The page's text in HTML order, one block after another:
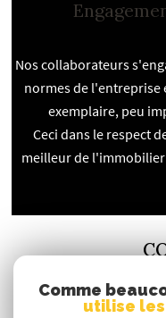
Nos collaborateurs
normes de l'entreprise
exemplaire, peu
Ceci dans le respect
meilleur de
Comme
utilise